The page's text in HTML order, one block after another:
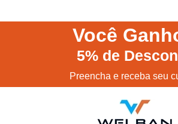
Você
5% de
Preencha e receba seu